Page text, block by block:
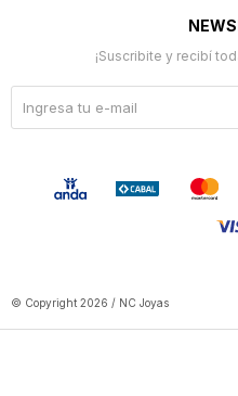
¡Suscribite y recibí
© Copyright 2026 / NC Joyas